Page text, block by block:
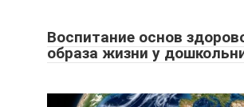
Воспитание основ
образа жизни у